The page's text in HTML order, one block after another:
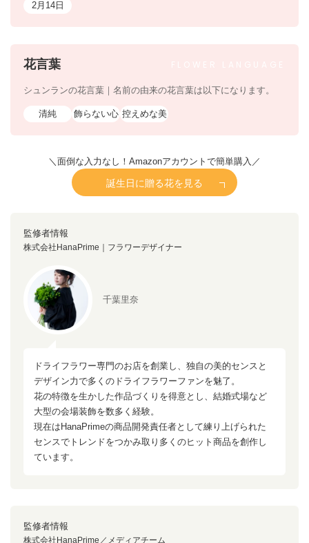
2月14日
花言葉
シュンランの花言葉｜名前の由来の花言葉は以下になります。
清純 飾らない心 控えめな美
＼面倒な入力なし！Amazonアカウントで簡単購入／
誕生日に贈る花を見る
監修者情報
株式会社HanaPrime｜フラワーデザイナー
千葉里奈
ドライフラワー専門のお店を創業し、独自の美的センスと
デザイン力で多くのドライフラワーファンを魅了。
花の特徴を生かした作品づくりを得意とし、結婚式場など
大型の会場装飾を数多く経験。
現在はHanaPrimeの商品開発責任者として練り上げられた
センスでトレンドをつかみ取り多くのヒット商品を創作し
ています。
監修者情報
株式会社HanaPrime／メディアチーム